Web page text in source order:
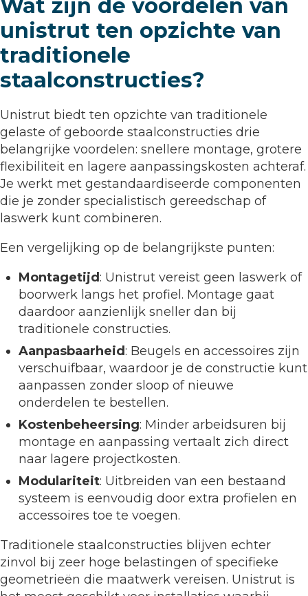
Wat zijn de voordelen van
unistrut ten opzichte van
traditionele
staalconstructies?
Unistrut biedt ten opzichte van traditionele
gelaste of geboorde staalconstructies drie
belangrijke voordelen: snellere montage, grotere
flexibiliteit en lagere aanpassingskosten achteraf.
Je werkt met gestandaardiseerde componenten
die je zonder specialistisch gereedschap of
laswerk kunt combineren.
Een vergelijking op de belangrijkste punten:
Montagetijd: Unistrut vereist geen laswerk of
boorwerk langs het profiel. Montage gaat
daardoor aanzienlijk sneller dan bij
traditionele constructies.
Aanpasbaarheid : Beugels en accessoires zijn
verschuifbaar, waardoor je de constructie kunt
aanpassen zonder sloop of nieuwe
onderdelen te bestellen.
Kostenbeheersing: Minder arbeidsuren bij
montage en aanpassing vertaalt zich direct
naar lagere projectkosten.
Modulariteit: Uitbreiden van een bestaand
systeem is eenvoudig door extra profielen en
accessoires toe te voegen.
Traditionele staalconstructies blijven echter
zinvol bij zeer hoge belastingen of specifieke
geometrieën die maatwerk vereisen. Unistrut is